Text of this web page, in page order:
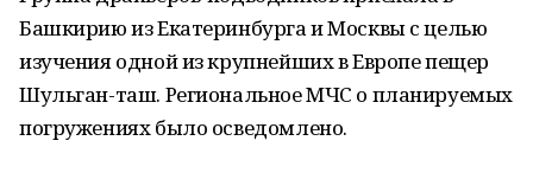
Башкирию из Екатеринбурга и Москвы с целью
изучения одной из крупнейших в Европе пещер
Шульган-таш. Региональное МЧС о планируемых
погружениях было осведомлено.